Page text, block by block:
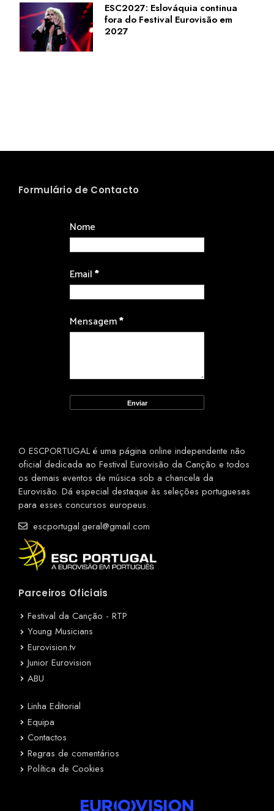
ESC2027: Eslováquia continua
fora do Festival Eurovisão em
2027
Formulário de Contacto
Nome
Email*
Mensagem*
O ESCPORTUGAL é uma página online independente não
oficial dedicada ao Festival Eurovisão da Canção e todos
os demais eventos de música sob a chancela da
Eurovisão. Dá especial destaque às seleções portuguesas
para esses concursos europeus.
escportugal.geral@gmail.com
Parceiros Oficiais
Festival da Canção - RTP
Young Musicians
Eurovision.tv
Junior Eurovision
ABU
Linha Editorial
Equipa
Contactos
Regras de comentários
Política de Cookies